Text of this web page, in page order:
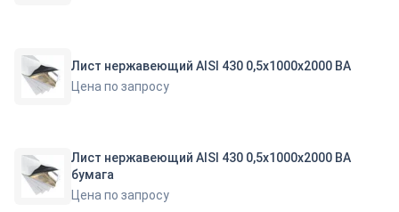
Лист нержавеющий AISI 430 0,5х1000х2000 BA
Цена по запросу
Лист нержавеющий AISI 430 0,5х1000х2000 ВА
бумага
Цена по запросу